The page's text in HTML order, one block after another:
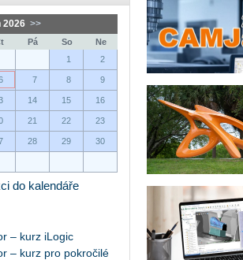
2026 >>
Pá So
Ne
1
2
7 8 9
14 15 16
21 22 23
28 29 30
do kalendáře
– kurz iLogic
– kurz pro pokročilé